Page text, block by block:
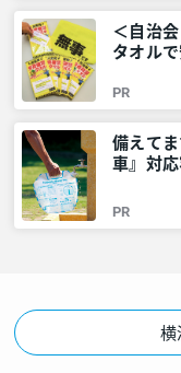
＜自治
タオル
アリア
PR
備えて
車』対
多摩の
PR
横